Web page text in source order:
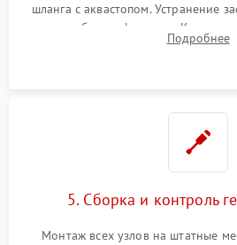
шланга с аквастопом. Устранение
патрубках и фильтрах.
управления, восстановление
Подробнее
5. Сборка и контроль
Монтаж всех узлов на штатные